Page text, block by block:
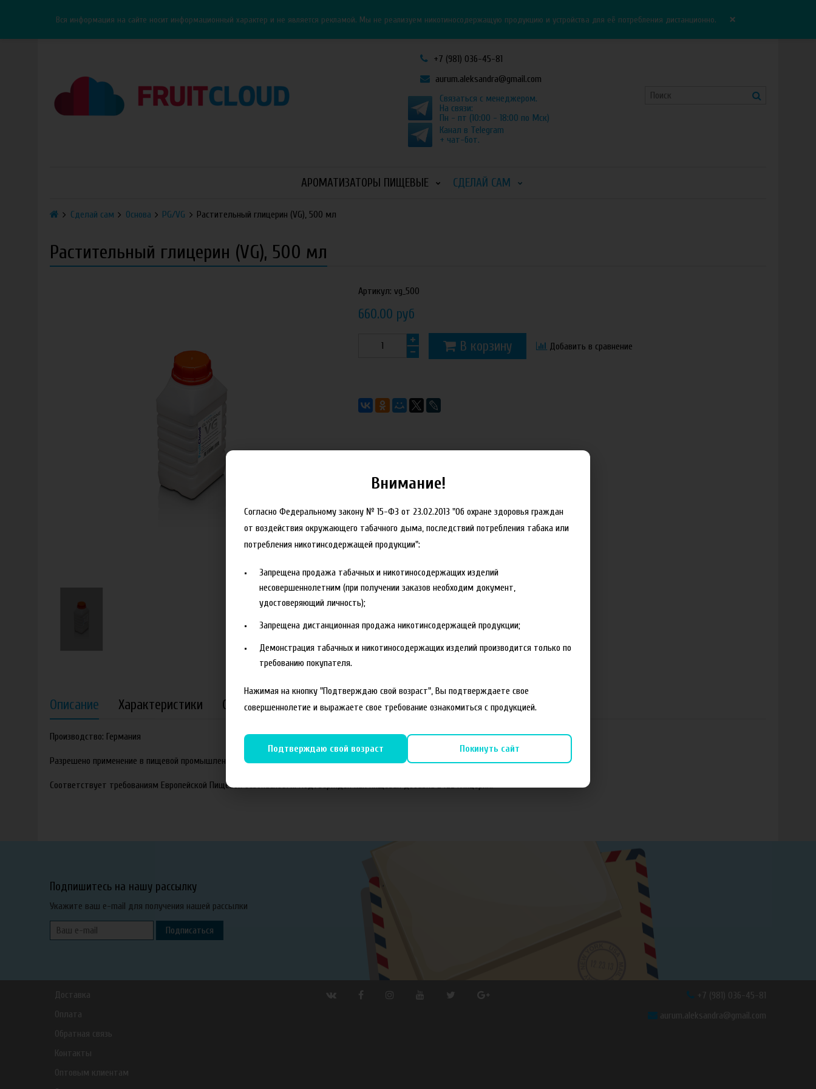
Вся информация на сайте носит информационный характер и не является рекламой. Мы не реализуем никотиносодержащую продукцию и устройства для её потребления дистанционно. ×
+7 (981) 036-45-81
aurum.aleksandra@gmail.com
Связаться с менеджером.
На связи:
Пн - пт (10:00 - 18:00 по Мск)
Канал в Telegram
+ чат-бот.
АРОМАТИЗАТОРЫ ПИЩЕВЫЕ СДЕЛАЙ САМ
Сделай сам Основа PG/VG Растительный глицерин (VG), 500 мл
Растительный глицерин (VG), 500 мл
Артикул: vg_500
660.00 руб
В корзину Добавить в сравнение
Описание Характеристики Отзывы
Производство: Германия
Разрешено применение в пищевой промышленности.
Соответствует требованиям Европейской Пищевой безопасности. Подтвержден как пищевая добавка Е422 Глицерин.
Подпишитесь на нашу рассылку
Укажите ваш e-mail для получения нашей рассылки
Подписаться
Доставка
Оплата
Обратная связь
Контакты
Оптовым клиентам
+7 (981) 036-45-81
aurum.aleksandra@gmail.com
Внимание!
Согласно Федеральному закону № 15-ФЗ от 23.02.2013 "Об охране здоровья граждан
от воздействия окружающего табачного дыма, последствий потребления табака или
потребления никотинсодержащей продукции":
Запрещена продажа табачных и никотиносодержащих изделий
несовершеннолетним (при получении заказов необходим документ,
удостоверяющий личность);
Запрещена дистанционная продажа никотинсодержащей продукции;
Демонстрация табачных и никотиносодержащих изделий производится только по
требованию покупателя.
Нажимая на кнопку "Подтверждаю свой возраст", Вы подтверждаете свое
совершеннолетие и выражаете свое требование ознакомиться с продукцией.
Подтверждаю свой возраст Покинуть сайт